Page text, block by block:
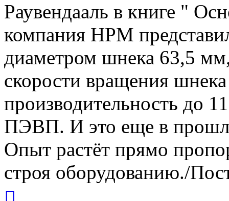
Раувендааль в книге "
компания HРМ
диаметром шнека 63,5
скорости вращения
производительность до
ПЭВП. И это еще в
Опыт растёт прямо
строя оборудованию./